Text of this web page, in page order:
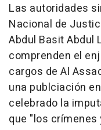
Las autoridades
Nacional de
Abdul Basit Abdul
comprenden el
cargos de Al
una publciación
celebrado la
que "los